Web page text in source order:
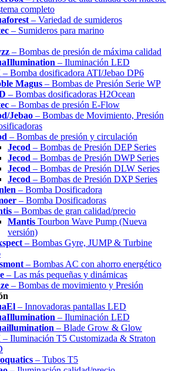
completo
– Variedad de sumideros
– Sumideros para marino
– Bombas de presión de máxima calidad
– Iluminación LED
– Bomba dosificadora ATI/Jebao DP6
Magus – Bombas de Presión Serie WP
– Bombas dosificadoras H2Ocean
– Bombas de presión E-Flow
Jebao – Bombas de Movimiento, Presión
– Bombas de presión y circulación
Jecod – Bombas de Presión DEP Series
Jecod – Bombas de Presión DWP Series
Jecod – Bombas de Presión DLW Series
Jecod – Bombas de Presión DXP Series
– Bomba Dosificadora
– Bomba Dosificadoras
– Bombas de gran calidad/precio
Mantis Tourbon Wave Pump (Nueva
versión)
– Bombas Gyre, JUMP & Turbine
– Bombas AC con ahorro energético
– Las más pequeñas y dinámicas
– Bombas de movimiento y Presión
– Innovadoras pantallas LED
– Iluminación LED
– Blade Grow & Glow
– Iluminación T5 Customizada & Straton
– Tubos T5